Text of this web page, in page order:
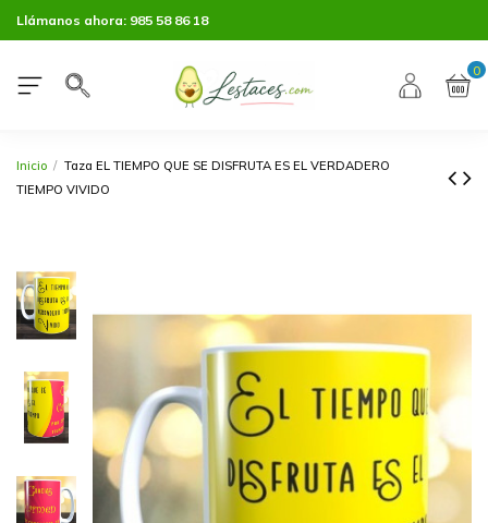
Llámanos ahora: 985 58 86 18
0
Inicio
Taza EL TIEMPO QUE SE DISFRUTA ES EL VERDADERO
TIEMPO VIVIDO